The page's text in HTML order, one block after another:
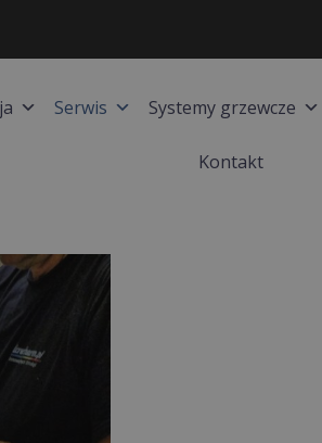
Serwis Systemy grzewcze
Kontakt